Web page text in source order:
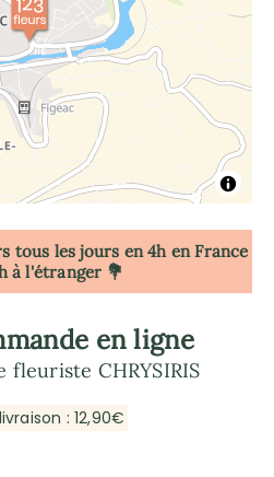
tous les jours en 4h en France
à l'étranger 💐
en ligne
fleuriste CHRYSIRIS
: 12,90€